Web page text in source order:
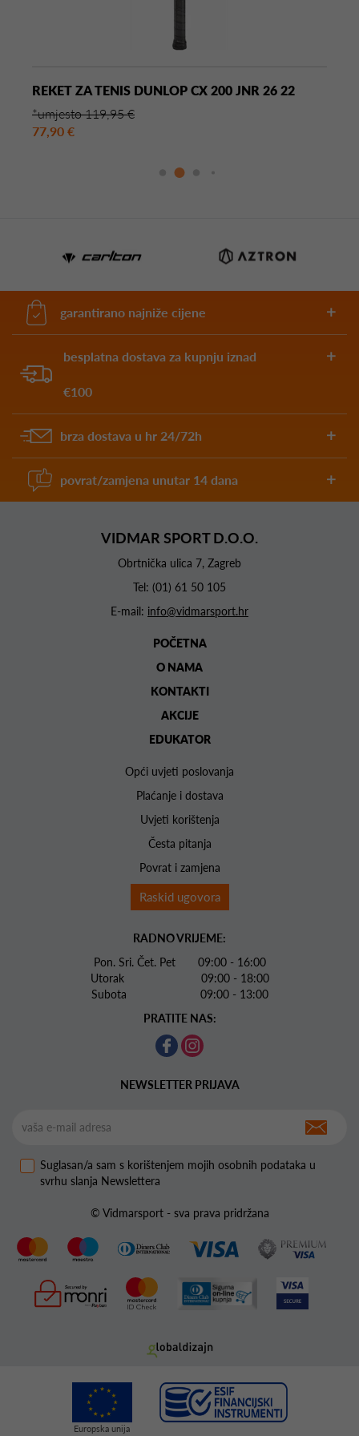
REKET ZA TENIS DUNLOP CX 200 JNR 26 22
*umjesto 119,95 €
77,90 €
garantirano najniže cijene
besplatna dostava za kupnju iznad
€100
brza dostava u hr 24/72h
povrat/zamjena unutar 14 dana
VIDMAR SPORT D.O.O.
Obrtnička ulica 7, Zagreb
Tel: (01) 61 50 105
E-mail: info@vidmarsport.hr
POČETNA
O NAMA
KONTAKTI
AKCIJE
EDUKATOR
Opći uvjeti poslovanja
Plaćanje i dostava
Uvjeti korištenja
Česta pitanja
Povrat i zamjena
Raskid ugovora
RADNO VRIJEME:
Pon. Sri. Čet. Pet 09:00 - 16:00
Utorak 09:00 - 18:00
Subota 09:00 - 13:00
PRATITE NAS:
NEWSLETTER PRIJAVA
Suglasan/a sam s korištenjem mojih osobnih podataka u
svrhu slanja Newslettera
© Vidmarsport - sva prava pridržana